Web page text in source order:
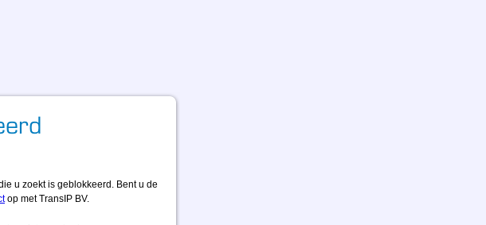
u zoekt is geblokkeerd. Bent u de
op met TransIP BV.